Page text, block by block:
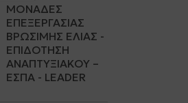
ΜΟΝΆΔΕΣ
ΕΠΕΞΕΡΓΑΣΊΑΣ
ΒΡΏΣΙΜΗΣ ΕΛΙΆΣ -
ΕΠΙΔΌΤΗΣΗ
ΑΝΑΠΤΥΞΙΑΚΟΎ –
ΕΣΠΑ - LEADER